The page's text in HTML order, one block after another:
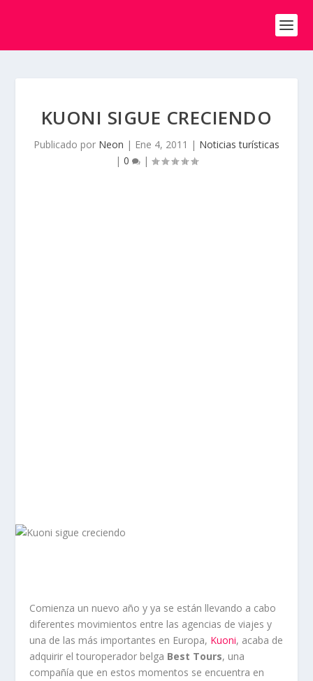
KUONI SIGUE CRECIENDO
Publicado por Neon | Ene 4, 2011 | Noticias turísticas
| 0 |
Comienza un nuevo año y ya se están llevando a cabo
diferentes movimientos entre las agencias de viajes y
una de las más importantes en Europa, Kuoni, acaba de
adquirir el touroperador belga Best Tours, una
compañía que en estos momentos se encuentra en